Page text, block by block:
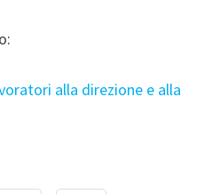
alla direzione e alla